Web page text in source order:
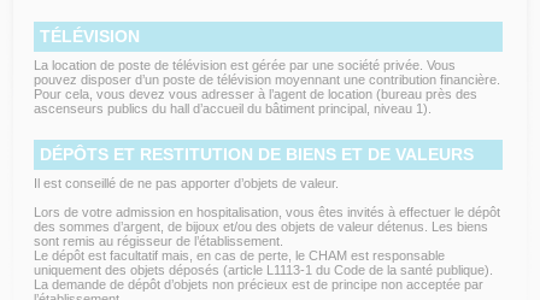
TÉLÉVISION
La location de poste de télévision est gérée par une société privée. Vous
pouvez disposer d’un poste de télévision moyennant une contribution financière.
Pour cela, vous devez vous adresser à l’agent de location (bureau près des
ascenseurs publics du hall d’accueil du bâtiment principal, niveau 1).
DÉPÔTS ET RESTITUTION DE BIENS ET DE VALEURS
Il est conseillé de ne pas apporter d’objets de valeur.
Lors de votre admission en hospitalisation, vous êtes invités à effectuer le dépôt
des sommes d’argent, de bijoux et/ou des objets de valeur détenus. Les biens
sont remis au régisseur de l’établissement.
Le dépôt est facultatif mais, en cas de perte, le CHAM est responsable
uniquement des objets déposés (article L1113-1 du Code de la santé publique).
La demande de dépôt d’objets non précieux est de principe non acceptée par